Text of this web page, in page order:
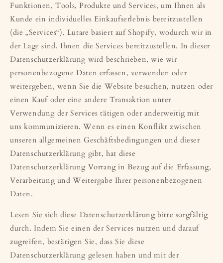
Funktionen, Tools, Produkte und Services, um Ihnen als
Kunde ein individuelles Einkaufserlebnis bereitzustellen
(die „Services“). Lutare basiert auf Shopify, wodurch wir in
der Lage sind, Ihnen die Services bereitzustellen. In dieser
Datenschutzerklärung wird beschrieben, wie wir
personenbezogene Daten erfassen, verwenden oder
weitergeben, wenn Sie die Website besuchen, nutzen oder
einen Kauf oder eine andere Transaktion unter
Verwendung der Services tätigen oder anderweitig mit
uns kommunizieren. Wenn es einen Konflikt zwischen
unseren allgemeinen Geschäftsbedingungen und dieser
Datenschutzerklärung gibt, hat diese
Datenschutzerklärung Vorrang in Bezug auf die Erfassung,
Verarbeitung und Weitergabe Ihrer personenbezogenen
Daten.
Lesen Sie sich diese Datenschutzerklärung bitte sorgfältig
durch. Indem Sie einen der Services nutzen und darauf
zugreifen, bestätigen Sie, dass Sie diese
Datenschutzerklärung gelesen haben und mit der